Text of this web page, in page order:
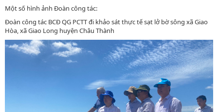
Một số hình ảnh Đoàn công tác:
Đoàn công tác BCĐ QG PCTT đi khảo sát thực tế sạt lở bờ sông xã Giao
Hòa, xã Giao Long huyện Châu Thành